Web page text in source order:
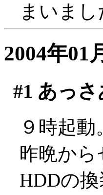
まいま
2004年01
#1 あっ
９時起動
昨晩か
HDDの換